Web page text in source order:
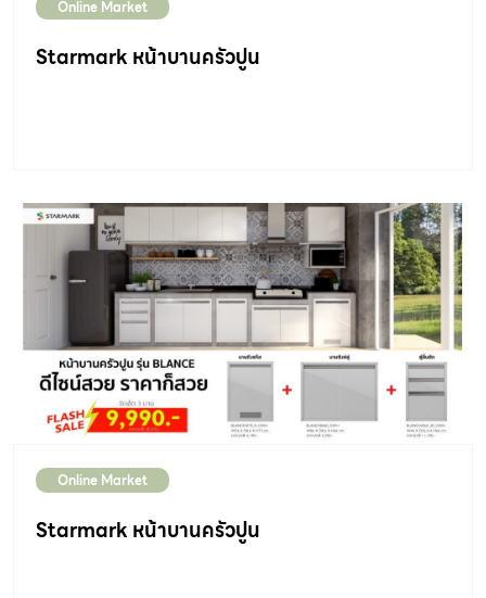
Online Market
Starmark หน้าบานครัวปูน
Online Market
Starmark หน้าบานครัวปูน